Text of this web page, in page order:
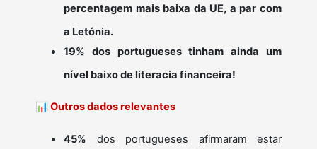
percentagem mais baixa da UE, a par com
a Letónia.
19% dos portugueses tinham ainda um
nível baixo de literacia financeira!
📊 Outros dados relevantes
45% dos portugueses afirmaram estar